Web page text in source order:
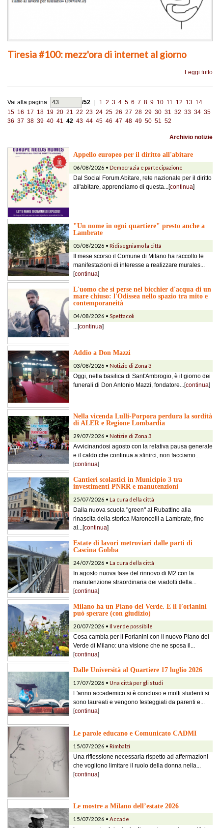
Tiresia #100: mezz'ora di internet al giorno
Leggi tutto
Vai alla pagina: /52 | 1 2 3 4 5 6 7 8 9 10 11 12 13 14
15 16 17 18 19 20 21 22 23 24 25 26 27 28 29 30 31 32 33 34 35
36 37 38 39 40 41 42 43 44 45 46 47 48 49 50 51 52
Archivio notizie
Appello europeo per il diritto all'abitare
06/08/2026 • Democrazia e partecipazione
Dal Social Forum Abitare, rete nazionale per il diritto
all'abitare, apprendiamo di questa...[continua]
"Un nome in ogni quartiere" presto anche a
Lambrate
05/08/2026 • Ridisegniamo la città
Il mese scorso il Comune di Milano ha raccolto le
manifestazioni di interesse a realizzare murales...
[continua]
L'uomo che si perse nel bicchier d'acqua di un
mare chiuso: l'Odissea nello spazio tra mito e
contemporaneità
04/08/2026 • Spettacoli
...[continua]
Addio a Don Mazzi
03/08/2026 • Notizie di Zona 3
Oggi, nella basilica di Sant'Ambrogio, è il giorno dei
funerali di Don Antonio Mazzi, fondatore...[continua]
Nella vicenda Lulli-Porpora perdura la sordità
di ALER e Regione Lombardia
29/07/2026 • Notizie di Zona 3
Avvicinandosi agosto con la relativa pausa generale
e il caldo che continua a sfinirci, non facciamo...
[continua]
Cantieri scolastici in Municipio 3 tra
investimenti PNRR e manutenzioni
25/07/2026 • La cura della città
Dalla nuova scuola "green" al Rubattino alla
rinascita della storica Maroncelli a Lambrate, fino
al...[continua]
Estate di lavori metroviari dalle parti di
Cascina Gobba
24/07/2026 • La cura della città
In agosto nuova fase del rinnovo di M2 con la
manutenzione straordinaria dei viadotti della...
[continua]
Milano ha un Piano del Verde. E il Forlanini
può sperare (con giudizio)
20/07/2026 • Il verde possibile
Cosa cambia per il Forlanini con il nuovo Piano del
Verde di Milano: una visione che ne sposa il...
[continua]
Dalle Università al Quartiere 17 luglio 2026
17/07/2026 • Una città per gli studi
L'anno accademico si è concluso e molti studenti si
sono laureati e vengono festeggiati da parenti e...
[continua]
Le parole educano e Comunicato CADMI
15/07/2026 • Rimbalzi
Una riflessione necessaria rispetto ad affermazioni
che vogliono limitare il ruolo della donna nella...
[continua]
Le mostre a Milano dell’estate 2026
15/07/2026 • Accade